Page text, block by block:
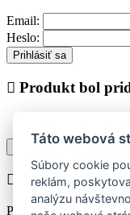
Email:
Heslo:
Prihlásiť sa
Produkt bol
Pokračovať v nákupe
Chyba při
Prosím vyberte najskôr
Táto webová
Súbory cookie
reklám,
analýzu